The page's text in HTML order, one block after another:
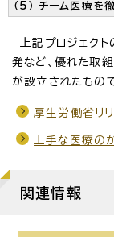
（5） チーム医療を
上記プロジェクト
発など、優れた取
が設立されたもの
厚生労働省リ
上手な医療の
関連情報